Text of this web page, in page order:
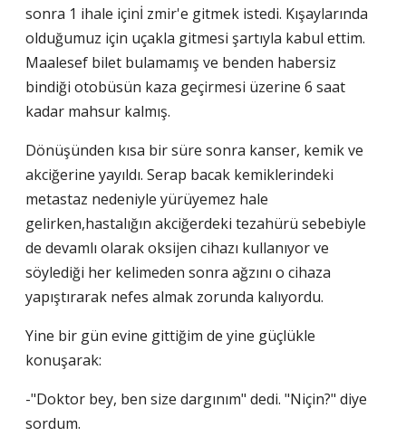
sonra 1 ihale içinİ zmir'e gitmek istedi. Kışaylarında
olduğumuz için uçakla gitmesi şartıyla kabul ettim.
Maalesef bilet bulamamış ve benden habersiz
bindiği otobüsün kaza geçirmesi üzerine 6 saat
kadar mahsur kalmış.
Dönüşünden kısa bir süre sonra kanser, kemik ve
akciğerine yayıldı. Serap bacak kemiklerindeki
metastaz nedeniyle yürüyemez hale
gelirken,hastalığın akciğerdeki tezahürü sebebiyle
de devamlı olarak oksijen cihazı kullanıyor ve
söylediği her kelimeden sonra ağzını o cihaza
yapıştırarak nefes almak zorunda kalıyordu.
Yine bir gün evine gittiğim de yine güçlükle
konuşarak:
-"Doktor bey, ben size dargınım" dedi. "Niçin?" diye
sordum.